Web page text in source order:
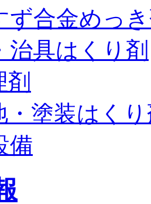
ず合金めっ
治具はくり剤
・塗装はく
備